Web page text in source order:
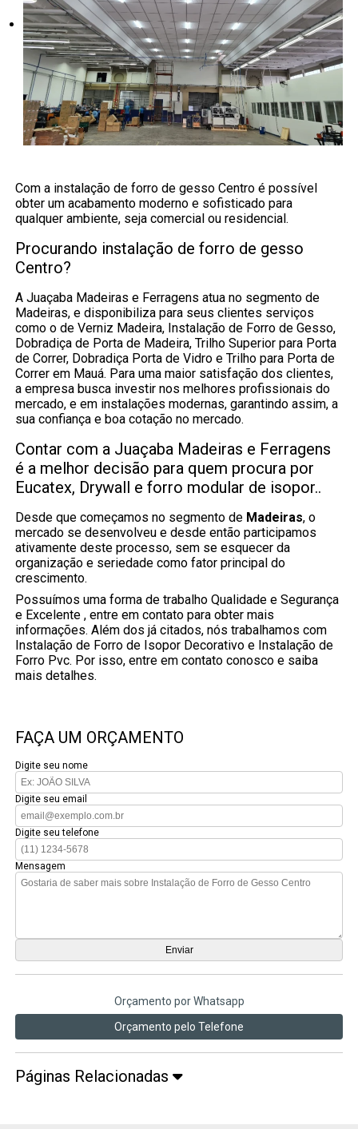
Com a instalação de forro de gesso Centro é possível
obter um acabamento moderno e sofisticado para
qualquer ambiente, seja comercial ou residencial.
Procurando instalação de forro de gesso
Centro?
A Juaçaba Madeiras e Ferragens atua no segmento de
Madeiras, e disponibiliza para seus clientes serviços
como o de Verniz Madeira, Instalação de Forro de Gesso,
Dobradiça de Porta de Madeira, Trilho Superior para Porta
de Correr, Dobradiça Porta de Vidro e Trilho para Porta de
Correr em Mauá. Para uma maior satisfação dos clientes,
a empresa busca investir nos melhores profissionais do
mercado, e em instalações modernas, garantindo assim, a
sua confiança e boa cotação no mercado.
Contar com a Juaçaba Madeiras e Ferragens
é a melhor decisão para quem procura por
Eucatex, Drywall e forro modular de isopor..
Desde que começamos no segmento de Madeiras, o
mercado se desenvolveu e desde então participamos
ativamente deste processo, sem se esquecer da
organização e seriedade como fator principal do
crescimento.
Possuímos uma forma de trabalho Qualidade e Segurança
e Excelente , entre em contato para obter mais
informações. Além dos já citados, nós trabalhamos com
Instalação de Forro de Isopor Decorativo e Instalação de
Forro Pvc. Por isso, entre em contato conosco e saiba
mais detalhes.
FAÇA UM ORÇAMENTO
Digite seu nome
Digite seu email
Digite seu telefone
Mensagem
Orçamento por Whatsapp
Orçamento pelo Telefone
Páginas Relacionadas